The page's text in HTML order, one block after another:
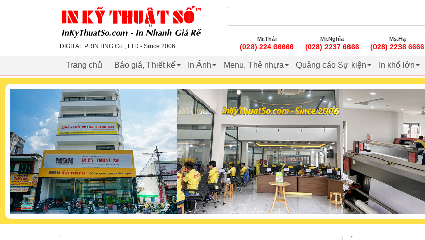
inkythuatso.com
DIGITAL PRINTING Co., LTD - Since 2006
Mr.Thái
(028) 224 66666
Mr.Nghĩa
(028) 2237 6666
Ms.Hạ
(028) 2238 6666
Trang chủ Báo giá, Thiết kế In Ảnh Menu, Thẻ nhựa Quảng cáo Sự kiện In khổ lớn